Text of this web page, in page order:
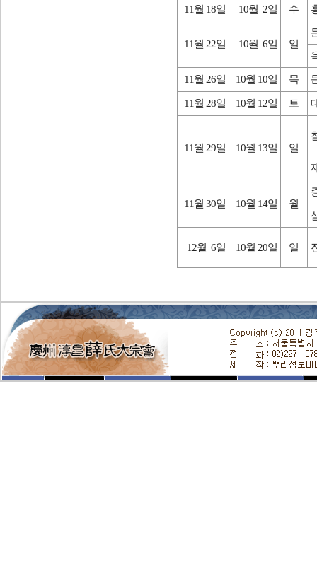
11월 18일 10월 2일 수
11월 22일 10월 6일 일
11월 26일 10월 10일 목
11월 28일 10월 12일 토
11월 29일 10월 13일 일
11월 30일 10월 14일 월
12월 6일 10월 20일 일